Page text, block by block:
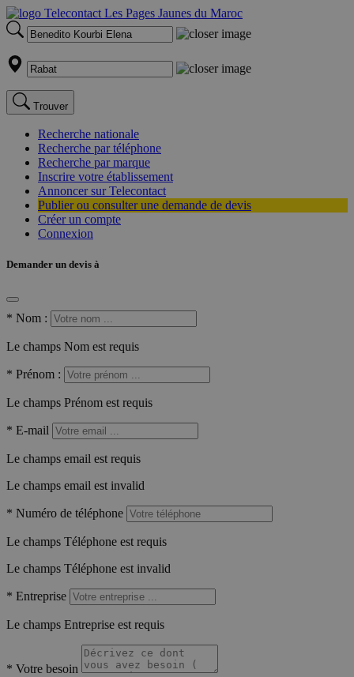
Trouver
Recherche nationale
Recherche par téléphone
Recherche par marque
Inscrire votre établissement
Annoncer sur Telecontact
Publier ou consulter une demande de devis
Créer un compte
Connexion
Demander un devis à
* Nom :
Le champs Nom est requis
* Prénom :
Le champs Prénom est requis
* E-mail
Le champs email est requis
Le champs email est invalid
* Numéro de téléphone
Le champs Téléphone est requis
Le champs Téléphone est invalid
* Entreprise
Le champs Entreprise est requis
* Votre besoin